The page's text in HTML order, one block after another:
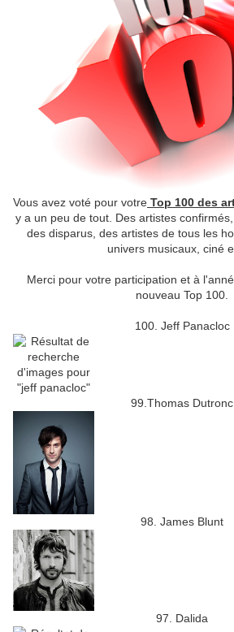
Vous avez voté pour votre Top 100 des
y a un peu de tout. Des artistes
des disparus, des artistes de tous les
univers musicaux, ciné
Merci pour votre participation et à
nouveau Top 100.
100. Jeff Panacloc
99.Thomas Dutronc
98. James Blunt
97. Dalida